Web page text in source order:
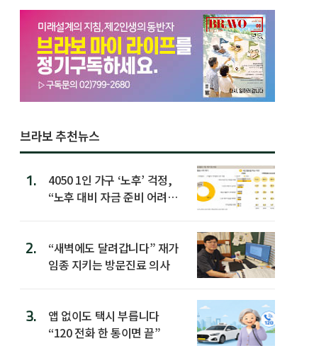
브라보 추천뉴스
1.
4050 1인 가구 ‘노후’ 걱정,
“노후 대비 자금 준비 어려
2.
“새벽에도 달려갑니다” 재가
임종 지키는 방문진료 의사
3.
앱 없이도 택시 부릅니다
“120 전화 한 통이면 끝”